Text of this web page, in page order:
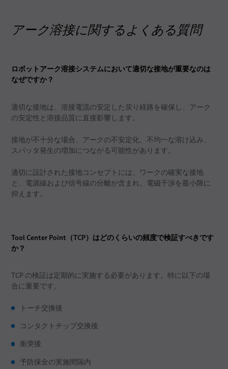
アーク溶接に関するよくある質問
ロボットアーク溶接システムにおいて適切な接地が重要なのは
なぜですか？
適切な接地は、溶接電流の安定した戻り経路を確保し、アーク
の安定性と溶接品質に直接影響します。
接地が不十分な場合、アークの不安定化、不均一な溶け込み、
スパッタ発生の増加につながる可能性があります。
適切に設計された接地コンセプトには、ワークの確実な接地
と、電源線および信号線の分離が含まれ、電磁干渉を最小限に
抑えます。
Tool Center Point（TCP）はどのくらいの頻度で検証すべきです
か？
TCP の検証は定期的に実施する必要があります。特に以下の場
合に重要です。
トーチ交換後
コンタクトチップ交換後
衝突後
予防保全の実施間隔内